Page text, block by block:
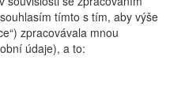
tímto s tím, aby výše
zpracovávala mnou
údaje), a to: